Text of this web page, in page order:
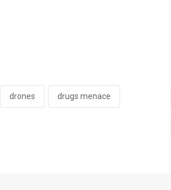
drones drugs menace